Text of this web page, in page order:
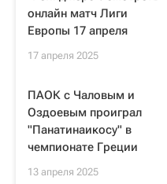
онлайн матч Лиги
Европы 17 апреля
17 апреля 2025
ПАОК с Чаловым и
Оздоевым проиграл
"Панатинаикосу" в
чемпионате Греции
13 апреля 2025